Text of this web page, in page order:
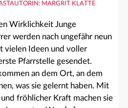
MARGRIT KLATTE
Wirklichkeit Junge
werden nach ungefähr neun
vielen Ideen und voller
Pfarrstelle gesendet.
an dem Ort, an dem
was sie gelernt haben. Mit
fröhlicher Kraft machen sie